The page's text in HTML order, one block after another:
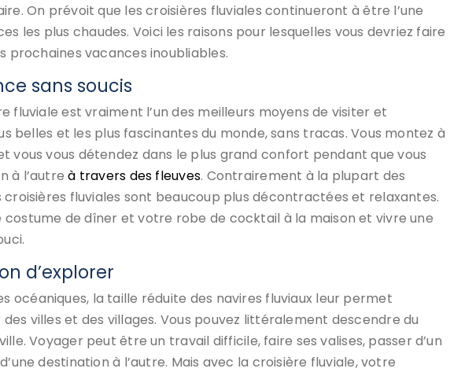
On prévoit que les croisières fluviales continueront à être l’une
les plus chaudes. Voici les raisons pour lesquelles vous devriez faire
prochaines vacances inoubliables.
sans soucis
fluviale est vraiment l’un des meilleurs moyens de visiter et
belles et les plus fascinantes du monde, sans tracas. Vous montez à
vous vous détendez dans le plus grand confort pendant que vous
à l’autreà travers des fleuves. Contrairement à la plupart des
croisières fluviales sont beaucoup plus décontractées et relaxantes.
costume de dîner et votre robe de cocktail à la maison et vivre une
d’explorer
océaniques, la taille réduite des navires fluviaux leur permet
villes et des villages. Vous pouvez littéralement descendre du
Voyager peut être un travail difficile, faire ses valises, passer d’un
destination à l’autre. Mais avec la croisière fluviale, votre